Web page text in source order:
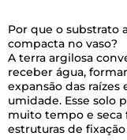
Por que o substrato
compacta no vaso?
A terra argilosa
receber água,
expansão das
umidade. Esse solo
muito tempo e seca
estruturas de